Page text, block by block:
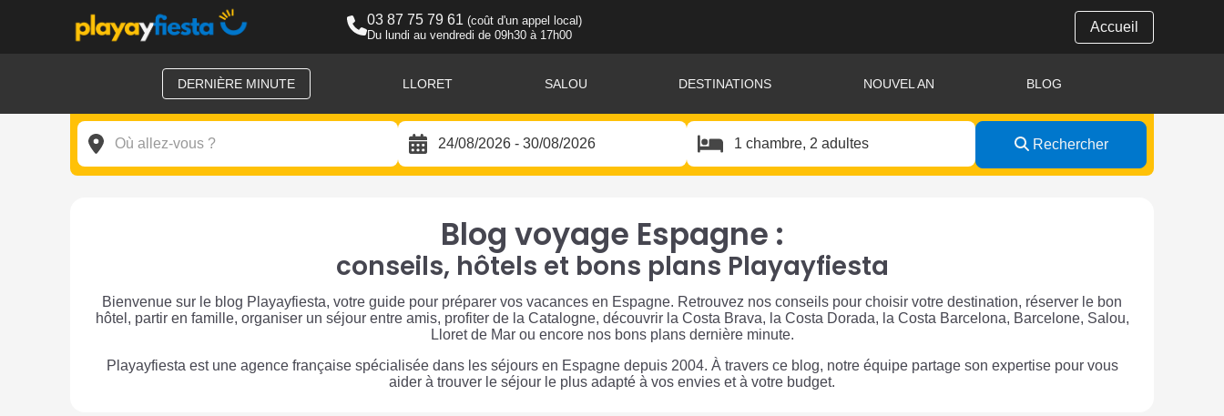
03 87 75 79 61 (coût d'un appel local)
Du lundi au vendredi de 09h30 à 17h00
Accueil
DERNIÈRE MINUTE LLORET SALOU DESTINATIONS NOUVEL AN BLOG
Rechercher
Blog voyage Espagne :
conseils, hôtels et bons plans Playayfiesta
Bienvenue sur le blog Playayfiesta, votre guide pour préparer vos vacances en Espagne. Retrouvez nos conseils pour choisir votre destination, réserver le bon
hôtel, partir en famille, organiser un séjour entre amis, profiter de la Catalogne, découvrir la Costa Brava, la Costa Dorada, la Costa Barcelona, Barcelone, Salou,
Lloret de Mar ou encore nos bons plans dernière minute.
Playayfiesta est une agence française spécialisée dans les séjours en Espagne depuis 2004. À travers ce blog, notre équipe partage son expertise pour vous
aider à trouver le séjour le plus adapté à vos envies et à votre budget.